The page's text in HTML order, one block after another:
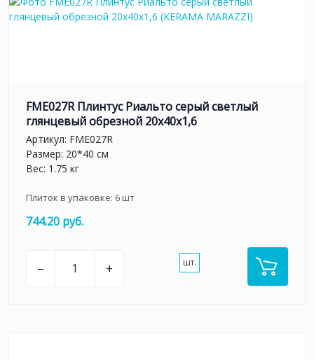
FME027R Плинтус Риальто серый светлый
глянцевый обрезной 20x40x1,6
Артикул: FME027R
Размер: 20*40 см
Вес: 1.75 кг
Плиток в упаковке: 6шт
744.20 руб.
– + шт.